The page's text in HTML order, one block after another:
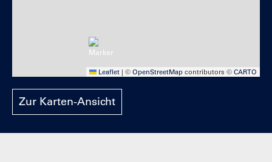
Leaflet | © OpenStreetMap contributors © CARTO
Zur Karten-Ansicht